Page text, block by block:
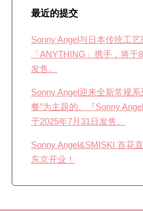
最近的提交
Sonny Angel与日本传统工
「ANYTHING」携手，将
发售。
Sonny Angel迎来全新常规
餐”为主题的。『Sonny
于2025年7月31日发售。
Sonny Angel&SMISKI 首花
东京开业！